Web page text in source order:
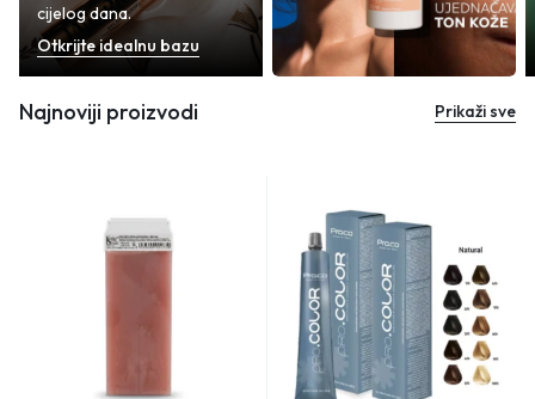
cijelog dana.
Otkrijte idealnu bazu
Najnoviji proizvodi Prikaži sve